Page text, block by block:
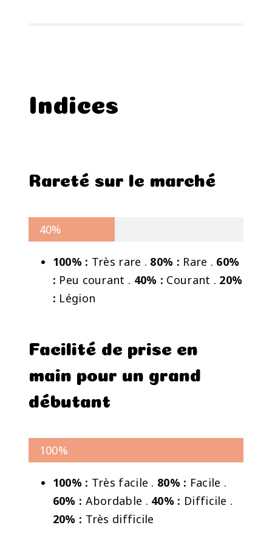
Indices
Rareté sur le marché
40%
100% : Très rare . 80% : Rare . 60%
: Peu courant . 40% : Courant . 20%
: Légion
Facilité de prise en
main pour un grand
débutant
100%
100% : Très facile . 80% : Facile .
60% : Abordable . 40% : Difficile .
20% : Très difficile